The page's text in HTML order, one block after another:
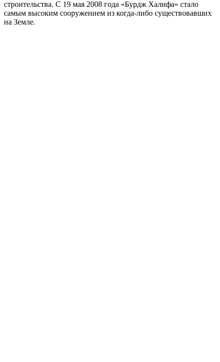
строительства. С 19 мая 2008 года «Бурдж Халифа» стало
самым высоким сооружением из когда-либо существовавших
на Земле.